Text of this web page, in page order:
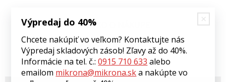
VŠETKO O NÁKUPE
Obchodné podmienky
Ochrana osobných údajov
Výpredaj do 40%
Chcete nakúpiť vo veľkom? Kontaktujte nás
Výpredaj skladových zásob! Zľavy až do 40%.
Informácie na tel. č.:0915 710 633 alebo
emailom mikrona@mikrona.ska nakúpte vo